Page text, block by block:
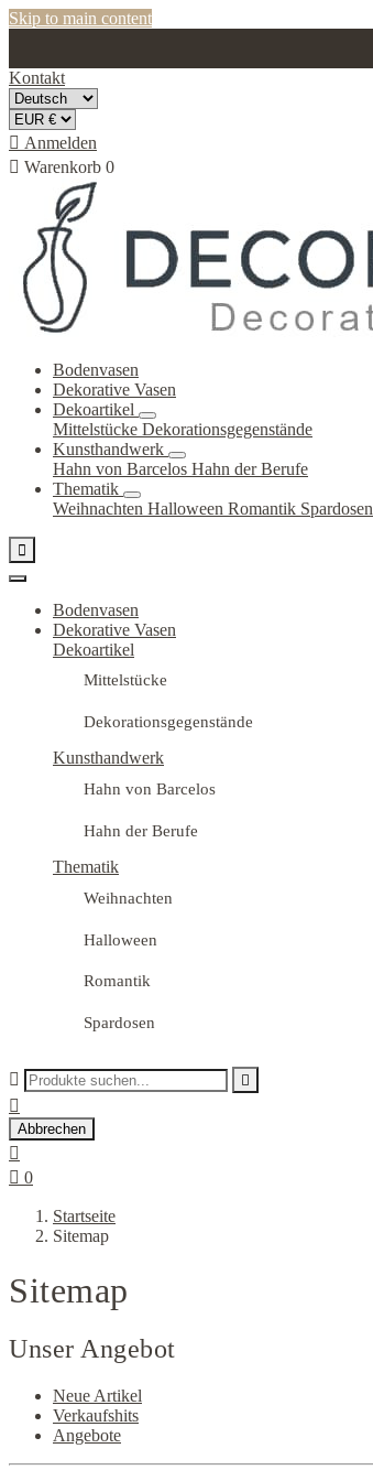
Skip to main content
Kontakt
 Anmelden
 Warenkorb 0
Bodenvasen
Dekorative Vasen
Dekoartikel
Mittelstücke Dekorationsgegenstände
Kunsthandwerk
Hahn von Barcelos Hahn der Berufe
Thematik
Weihnachten Halloween Romantik Spardosen

Bodenvasen
Dekorative Vasen
Dekoartikel
Mittelstücke
Dekorationsgegenstände
Kunsthandwerk
Hahn von Barcelos
Hahn der Berufe
Thematik
Weihnachten
Halloween
Romantik
Spardosen
 

Abbrechen

 0
Startseite
Sitemap
Sitemap
Unser Angebot
Neue Artikel
Verkaufshits
Angebote